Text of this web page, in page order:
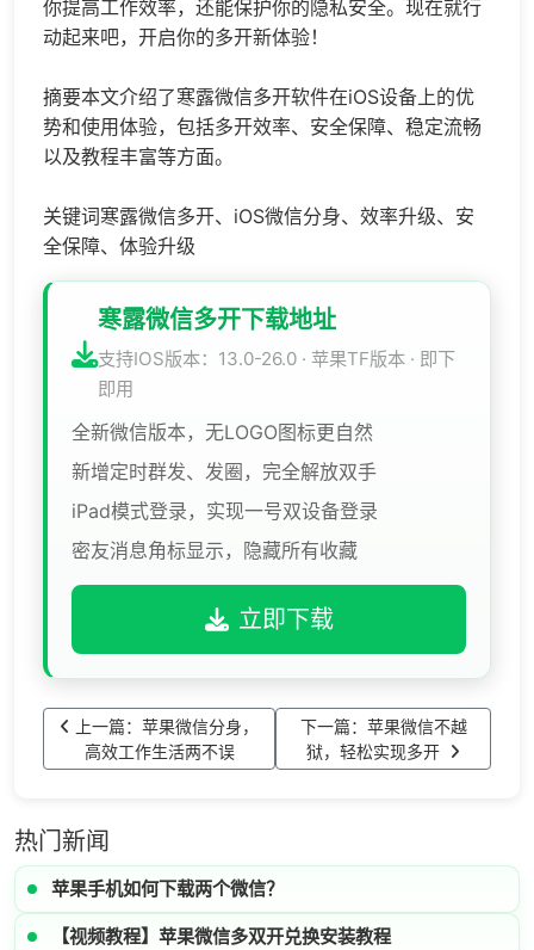
你提高工作效率，还能保护你的隐私安全。现在就行
动起来吧，开启你的多开新体验！
摘要本文介绍了寒露微信多开软件在iOS设备上的优
势和使用体验，包括多开效率、安全保障、稳定流畅
以及教程丰富等方面。
关键词寒露微信多开、iOS微信分身、效率升级、安
全保障、体验升级
寒露微信多开下载地址
支持IOS版本：13.0-26.0 · 苹果TF版本 · 即下
即用
全新微信版本，无LOGO图标更自然
新增定时群发、发圈，完全解放双手
iPad模式登录，实现一号双设备登录
密友消息角标显示，隐藏所有收藏
立即下载
上一篇：苹果微信分身，
高效工作生活两不误
下一篇：苹果微信不越
狱，轻松实现多开
热门新闻
苹果手机如何下载两个微信？
【视频教程】苹果微信多双开兑换安装教程